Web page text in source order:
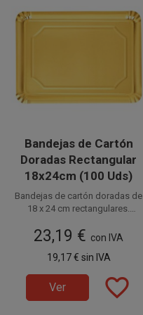
con alimentos, utilizar
blonda o papel alimentario.
Bandejas de Cartón
Doradas Rectangular
18x24cm (100 Uds)
Bandejas de cartón doradas de
18 x 24 cm rectangulares.
presentación de alimentos.
Estas bandejas de cartón
desechables están fabricadas
en cartón de 500gr/m2.
paquetes de 100 unidades.
23,19 € con IVA
19,17 € sin IVA
Ver favorite_border